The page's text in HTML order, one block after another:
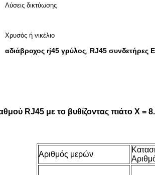
Λύσεις δικτύωσης
Χρυσός ή νικέλιο
αδιάβροχος rj45 γρύλος, RJ45 συνδετήρες
RJ45 με το βυθίζοντας πιάτο Χ =
Αριθμός μερών